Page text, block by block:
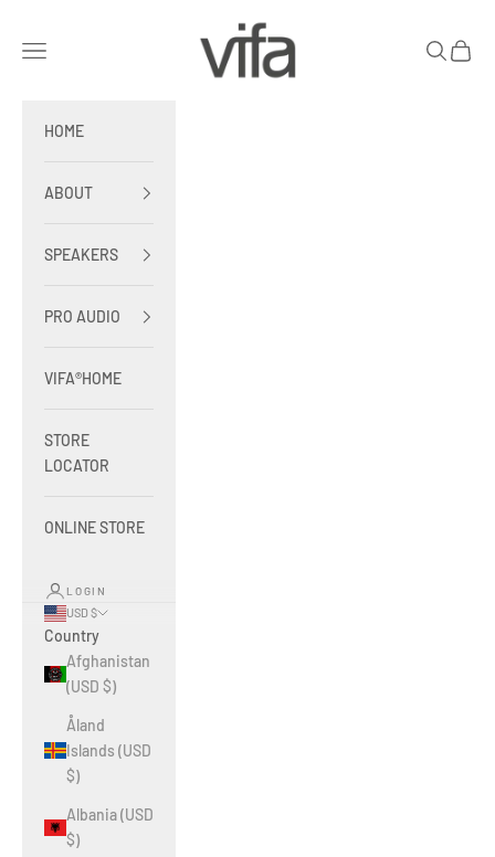
vifa
Open navigation menu OpenOpen
HOME
ABOUT
SPEAKERS
PRO AUDIO
VIFA®HOME
STORE
LOCATOR
ONLINE STORE
LOGIN
USD $
Country
Afghanistan
(USD $)
Åland
Islands (USD
$)
Albania (USD
$)